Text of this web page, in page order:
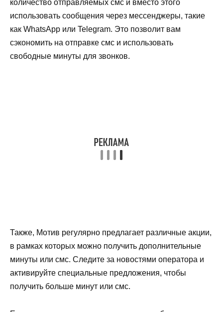
количество отправляемых смс и вместо этого
использовать сообщения через мессенджеры, такие
как WhatsApp или Telegram. Это позволит вам
сэкономить на отправке смс и использовать
свободные минуты для звонков.
Также, Мотив регулярно предлагает различные акции,
в рамках которых можно получить дополнительные
минуты или смс. Следите за новостями оператора и
активируйте специальные предложения, чтобы
получить больше минут или смс.